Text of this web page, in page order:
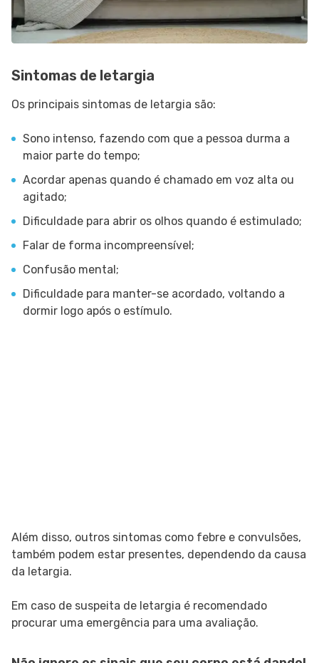
Sintomas de letargia
Os principais sintomas de letargia são:
Sono intenso, fazendo com que a pessoa durma a
maior parte do tempo;
Acordar apenas quando é chamado em voz alta ou
agitado;
Dificuldade para abrir os olhos quando é estimulado;
Falar de forma incompreensível;
Confusão mental;
Dificuldade para manter-se acordado, voltando a
dormir logo após o estímulo.
Além disso, outros sintomas como febre e convulsões,
também podem estar presentes, dependendo da causa
da letargia.
Em caso de suspeita de letargia é recomendado
procurar uma emergência para uma avaliação.